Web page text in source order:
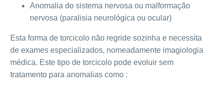
Anomalia do sistema nervosa ou malformação
nervosa (paralisia neurológica ou ocular)
Esta forma de torcicolo não regride sozinha e necessita
de exames especializados, nomeadamente imagiologia
médica. Este tipo de torcicolo pode evoluir sem
tratamento para anomalias como :